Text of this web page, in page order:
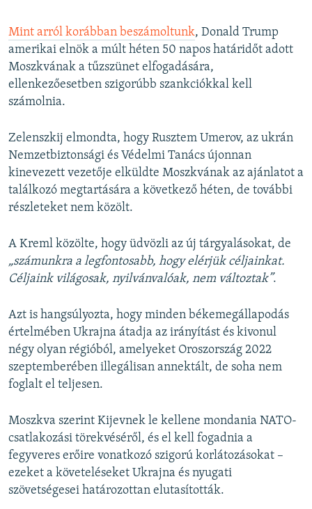
Mint arról korábban beszámoltunk, Donald Trump
amerikai elnök a múlt héten 50 napos határidőt adott
Moszkvának a tűzszünet elfogadására,
ellenkezőesetben szigorúbb szankciókkal kell
számolnia.
Zelenszkij elmondta, hogy Rusztem Umerov, az ukrán
Nemzetbiztonsági és Védelmi Tanács újonnan
kinevezett vezetője elküldte Moszkvának az ajánlatot a
találkozó megtartására a következő héten, de további
részleteket nem közölt.
A Kreml közölte, hogy üdvözli az új tárgyalásokat, de
„számunkra a legfontosabb, hogy elérjük céljainkat.
Céljaink világosak, nyilvánvalóak, nem változtak”.
Azt is hangsúlyozta, hogy minden békemegállapodás
értelmében Ukrajna átadja az irányítást és kivonul
négy olyan régióból, amelyeket Oroszország 2022
szeptemberében illegálisan annektált, de soha nem
foglalt el teljesen.
Moszkva szerint Kijevnek le kellene mondania NATO-
csatlakozási törekvéséről, és el kell fogadnia a
fegyveres erőire vonatkozó szigorú korlátozásokat –
ezeket a követeléseket Ukrajna és nyugati
szövetségesei határozottan elutasították.